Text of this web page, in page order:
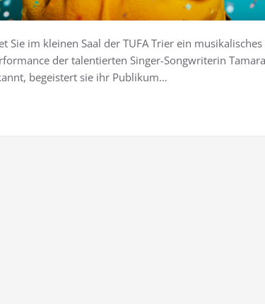
Sie im kleinen Saal der TUFA Trier ein
der talentierten Singer-Songwriterin
begeistert sie ihr Publikum…